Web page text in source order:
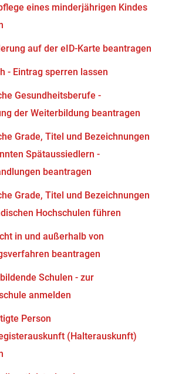
eines minderjährigen Kindes
auf der eID-Karte beantragen
- Eintrag sperren lassen
Gesundheitsberufe -
der Weiterbildung beantragen
Grade, Titel und Bezeichnungen
Spätaussiedlern -
beantragen
Grade, Titel und Bezeichnungen
Hochschulen führen
in und außerhalb von
beantragen
Schulen - zur
anmelden
Person
(Halterauskunft)